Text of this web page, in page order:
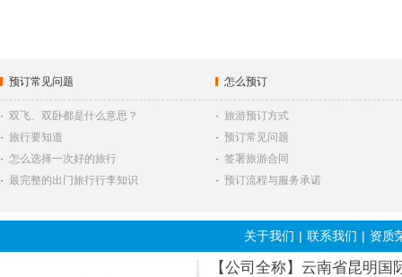
预订常见问题 怎么预订
· 双飞、双卧都是什么意思？
· 旅行要知道
· 怎么选择一次好的旅行
· 最完整的出门旅行行李知识
· 旅游预订方式
· 预订常见问题
· 签署旅游合同
· 预订流程与服务承诺
关于我们 | 联系我们 | 资质
【公司全称】云南省昆明